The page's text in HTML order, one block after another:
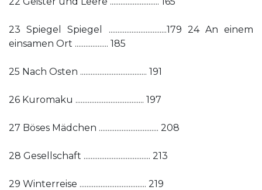
23 Spiegel Spiegel .................................179 24 An einem
einsamen Ort ................... 185
25 Nach Osten ...................................... 191
26 Kuromaku ....................................... 197
27 Böses Mädchen .................................. 208
28 Gesellschaft ...................................... 213
29 Winterreise ...................................... 219